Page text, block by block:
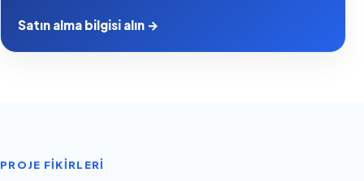
Satın alma bilgisi alın →
PROJE FIKIRLERI